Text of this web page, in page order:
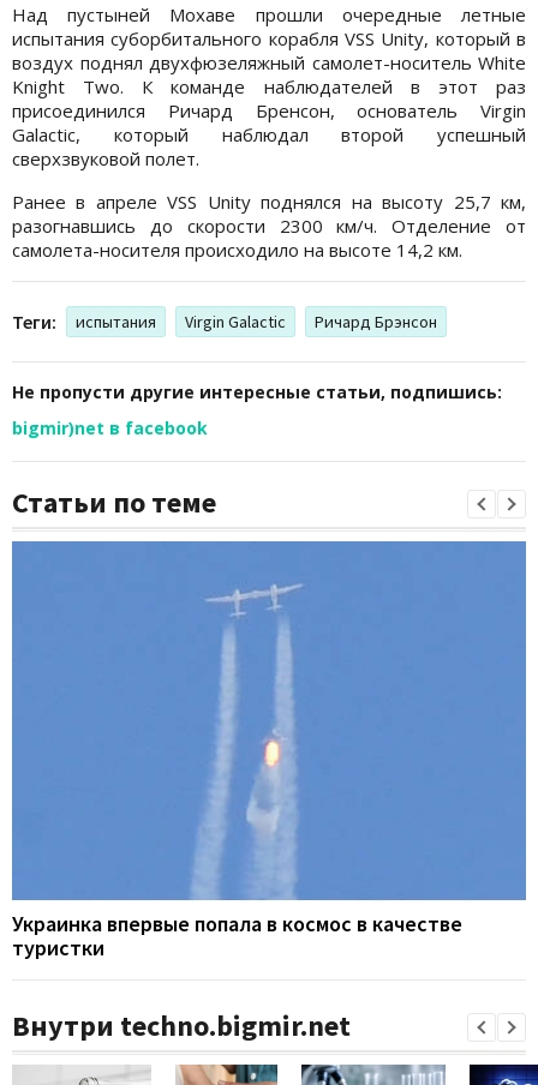
Над пустыней Мохаве прошли очередные летные
испытания суборбитального корабля VSS Unity, который в
воздух поднял двухфюзеляжный самолет-носитель White
Knight Two. К команде наблюдателей в этот раз
присоединился Ричард Бренсон, основатель Virgin
Galactic, который наблюдал второй успешный
сверхзвуковой полет.
Ранее в апреле VSS Unity поднялся на высоту 25,7 км,
разогнавшись до скорости 2300 км/ч. Отделение от
самолета-носителя происходило на высоте 14,2 км.
Теги: испытания Virgin Galactic Ричард Брэнсон
Не пропусти другие интересные статьи, подпишись:
bigmir)net в facebook
Статьи по теме
Украинка впервые попала в космос в качестве
туристки
Внутри techno.bigmir.net